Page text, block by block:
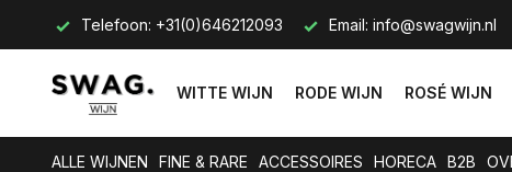
Telefoon: +31(0)646212093 Email: info@swagwijn.nl
WITTE WIJN RODE WIJN ROSÉ WIJN
ALLE WIJNEN FINE & RARE ACCESSOIRES HORECA B2B